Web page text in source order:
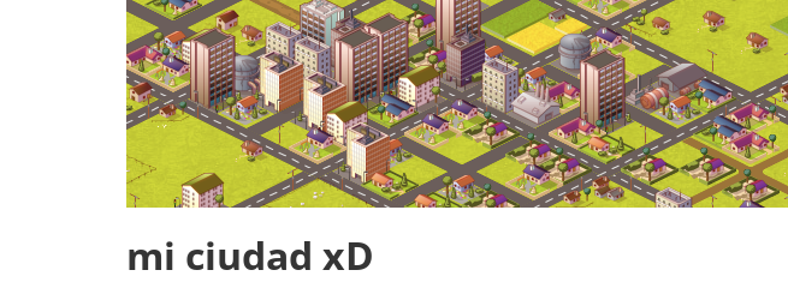
mi ciudad xD